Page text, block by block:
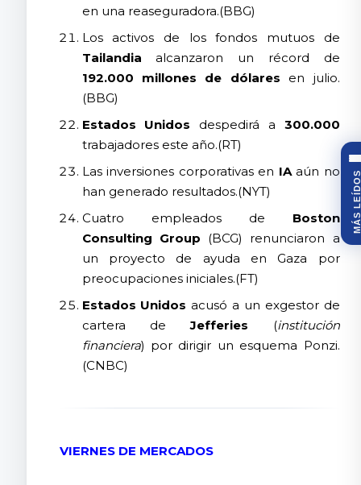
en una reaseguradora.(BBG)
Los activos de los fondos mutuos de
Tailandia alcanzaron un récord de
192.000 millones de dólares en julio.
(BBG)
Estados Unidos despedirá a 300.000
trabajadores este año.(RT)
Las inversiones corporativas en IAaún no
han generado resultados.(NYT)
Cuatro empleados de Boston
Consulting Group (BCG) renunciaron a
un proyecto de ayuda en Gaza por
preocupaciones iniciales.(FT)
Estados Unidos acusó a un exgestor de
cartera deJefferies (institución
financiera) por dirigir un esquema Ponzi.
(CNBC)
VIERNES DE MERCADOS
MÁS LEÍDOS